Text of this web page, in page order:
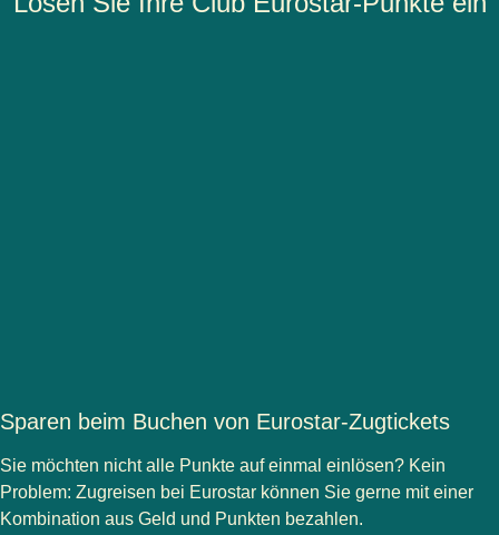
Sparen beim Buchen von Eurostar-Zugtickets
Sie möchten nicht alle Punkte auf einmal einlösen? Kein
Problem: Zugreisen bei Eurostar können Sie gerne mit einer
Kombination aus Geld und Punkten bezahlen.